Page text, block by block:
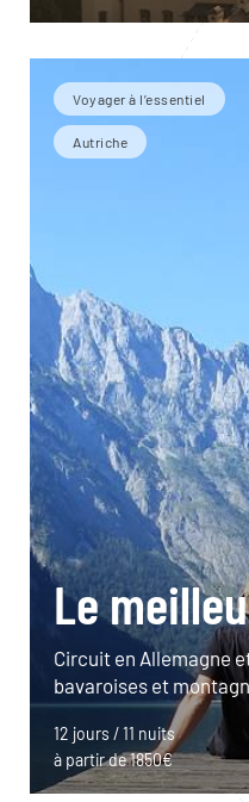
Voyager à l’essentiel
Autriche
Le
Circuit en Allemagne
bavaroises et
12 jours / 11 nuits
à partir de 1850€